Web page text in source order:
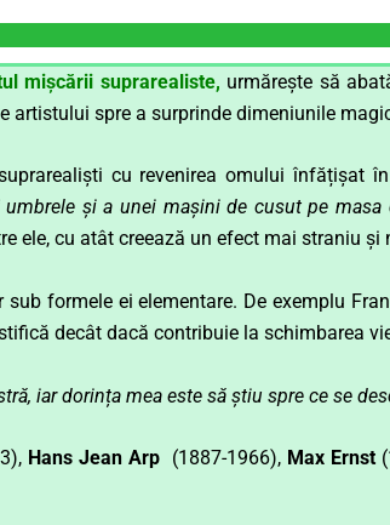
mișcării suprarealiste, urmărește să
artistului spre a surprinde dimeniunile
cu revenirea omului înfățișat
și a unei mașini de cusut pe masa
ele, cu atât creează un efect mai straniu
formele ei elementare. De exemplu
decât dacă contribuie la schimbarea
iar dorința mea este să știu spre ce se
Hans Jean Arp (1887-1966), Max Ernst